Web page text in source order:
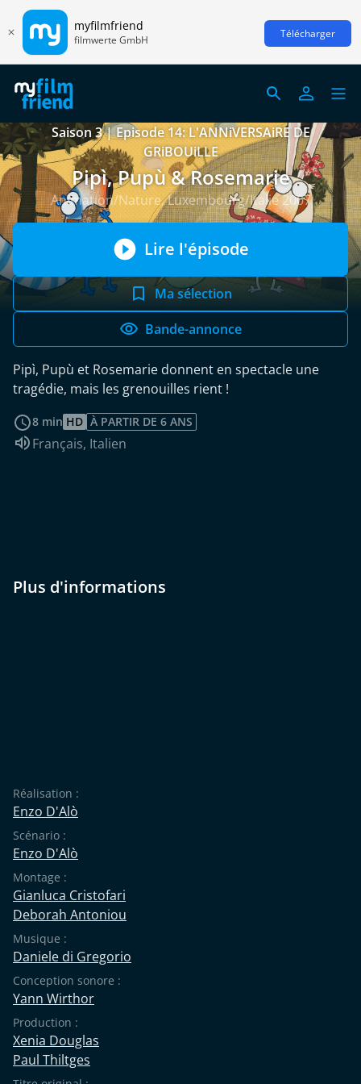
myfilmfriend
filmwerte GmbH Télécharger
Saison 3 | Episode 14: L'ANNiVERSAiRE DE
GRiBOUiLLE
Pipì, Pupù & Rosemarie
Animation/Nature, Luxembourg/Italie 2007
Lire l'épisode
Ma sélection
Bande-annonce
Pipì, Pupù et Rosemarie donnent en spectacle une
tragédie, mais les grenouilles rient !
8 min HD À PARTIR DE 6 ANS
Audio :
Français, Italien
Plus d'informations
Réalisation :
Enzo D'Alò
Scénario :
Enzo D'Alò
Montage :
Gianluca Cristofari
Deborah Antoniou
Musique :
Daniele di Gregorio
Conception sonore :
Yann Wirthor
Production :
Xenia Douglas
Paul Thiltges